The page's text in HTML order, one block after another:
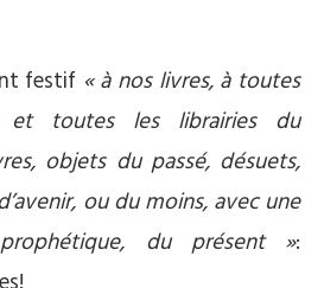
festif « à nos livres, à toutes
et toutes les librairies du
objets du passé, désuets,
ou du moins, avec une
du présent »: